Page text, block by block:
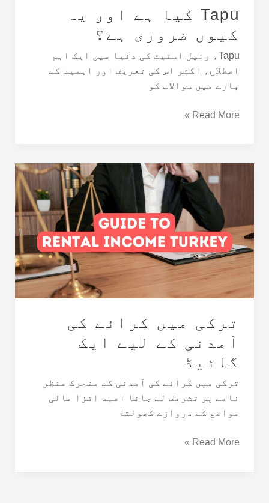
Tapu کیا ہے اور یہ
کیوں ضروری ہے؟
Tapu، رئیل اسٹیٹ کی دنیا میں ایک اہم
اصطلاح، اکثر اس کی تعریف اور اہمیت کے
بارے میں سوالات کو
Read More »
ترکی میں کرائے کی
آمدنی کے لیے ایک
گائیڈ
ترکی میں کرائے کی آمدنی کے متحرک منظر
نامے پر تشریف لے جانا امید افزا مالی
مواقع کے دروازے کھولتا
کرائے
آمدنی
کے
لیے
ایک
گائیڈ
Read More »